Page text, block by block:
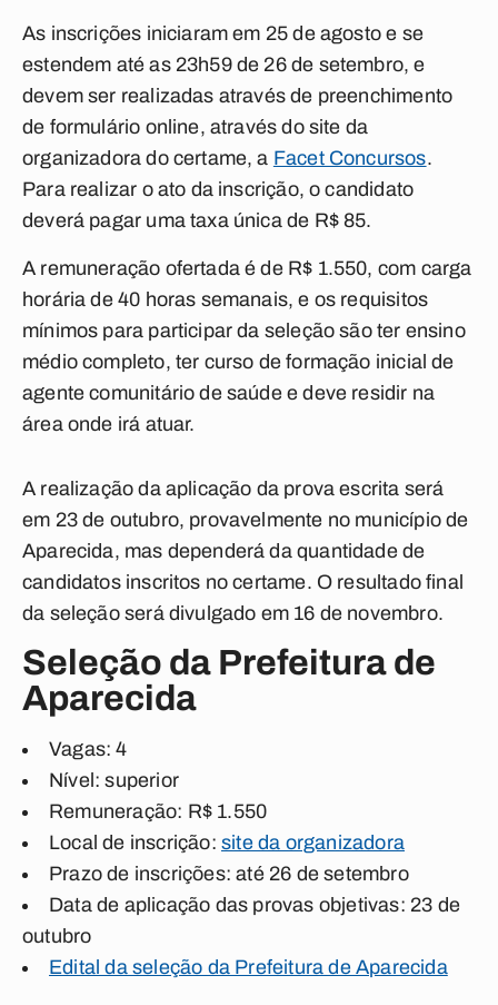
As inscrições iniciaram em 25 de agosto e se
estendem até as 23h59 de 26 de setembro, e
devem ser realizadas através de preenchimento
de formulário online, através do site da
organizadora do certame, a Facet Concursos.
Para realizar o ato da inscrição, o candidato
deverá pagar uma taxa única de R$ 85.
A remuneração ofertada é de R$ 1.550, com carga
horária de 40 horas semanais, e os requisitos
mínimos para participar da seleção são ter ensino
médio completo, ter curso de formação inicial de
agente comunitário de saúde e deve residir na
área onde irá atuar.
A realização da aplicação da prova escrita será
em 23 de outubro, provavelmente no município de
Aparecida, mas dependerá da quantidade de
candidatos inscritos no certame. O resultado final
da seleção será divulgado em 16 de novembro.
Seleção da Prefeitura de
Aparecida
Vagas: 4
Nível: superior
Remuneração: R$ 1.550
Local de inscrição: site da organizadora
Prazo de inscrições: até 26 de setembro
Data de aplicação das provas objetivas: 23 de
outubro
Edital da seleção da Prefeitura de Aparecida